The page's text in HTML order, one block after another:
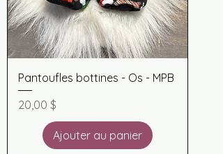
Pantoufles bottines - Os - MPB
Prix
20,00 $
Ajouter au panier